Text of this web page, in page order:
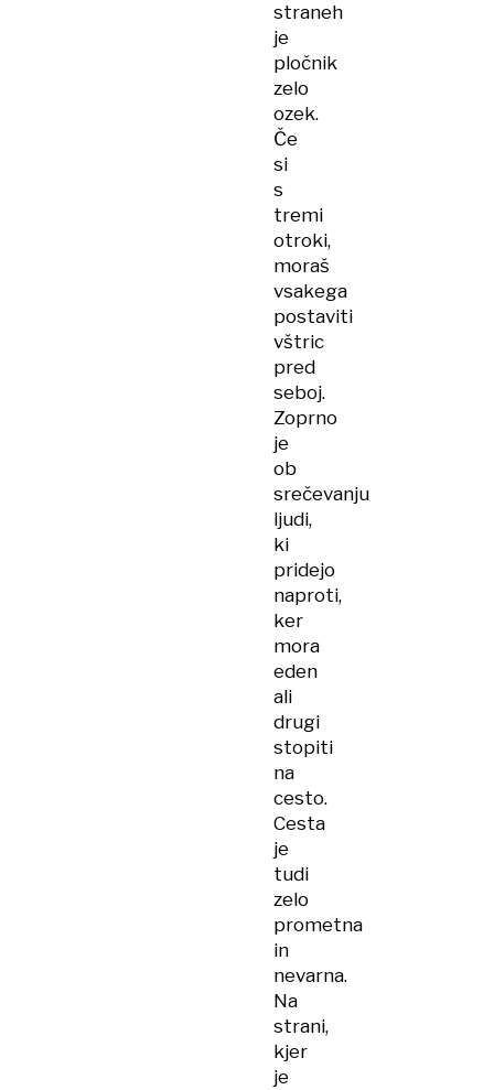
straneh
je
pločnik
zelo
ozek.
Če
si
s
tremi
otroki,
moraš
vsakega
postaviti
vštric
pred
seboj.
Zoprno
je
ob
srečevanju
ljudi,
ki
pridejo
naproti,
ker
mora
eden
ali
drugi
stopiti
na
cesto.
Cesta
je
tudi
zelo
prometna
in
nevarna.
Na
strani,
kjer
je